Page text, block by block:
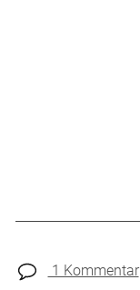
1 Kommentar